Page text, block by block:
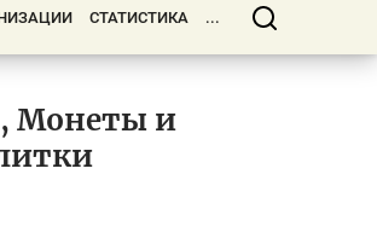
СТАТИСТИКА ...
Монеты и